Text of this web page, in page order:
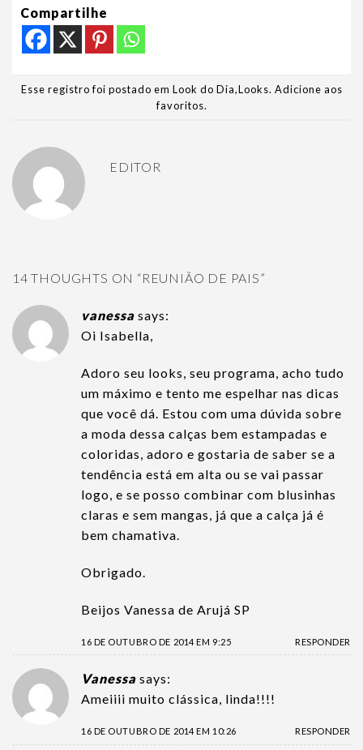
Compartilhe
Esse registro foi postado em Look do Dia,Looks. Adicione aos
favoritos.
EDITOR
14 THOUGHTS ON “REUNIÃO DE PAIS”
vanessa says:
Oi Isabella,
Adoro seu looks, seu programa, acho tudo
um máximo e tento me espelhar nas dicas
que você dá. Estou com uma dúvida sobre
a moda dessa calças bem estampadas e
coloridas, adoro e gostaria de saber se a
tendência está em alta ou se vai passar
logo, e se posso combinar com blusinhas
claras e sem mangas, já que a calça já é
bem chamativa.
Obrigado.
Beijos Vanessa de Arujá SP
16 DE OUTUBRO DE 2014 EM 9:25 RESPONDER
Vanessa says:
Ameiiii muito clássica, linda!!!!
16 DE OUTUBRO DE 2014 EM 10:26 RESPONDER